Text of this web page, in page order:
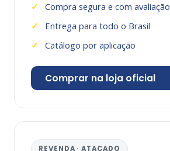
Compra segura e com avaliação
Entrega para todo o Brasil
Catálogo por aplicação
Comprar na loja oficial
REVENDA · ATACADO